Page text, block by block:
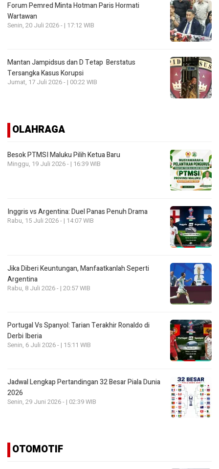
Forum Pemred Minta Hotman Paris Hormati
Wartawan
Senin, 20 Juli 2026 - | 17:12 WIB
Mantan Jampidsus dan D Tetap Berstatus
Tersangka Kasus Korupsi
Jumat, 17 Juli 2026 - | 00:22 WIB
OLAHRAGA
Besok PTMSI Maluku Pilih Ketua Baru
Minggu, 19 Juli 2026 - | 16:39 WIB
Inggris vs Argentina: Duel Panas Penuh Drama
Rabu, 15 Juli 2026 - | 14:07 WIB
Jika Diberi Keuntungan, Manfaatkanlah Seperti
Argentina
Rabu, 8 Juli 2026 - | 20:57 WIB
Portugal Vs Spanyol: Tarian Terakhir Ronaldo di
Derbi Iberia
Senin, 6 Juli 2026 - | 15:11 WIB
Jadwal Lengkap Pertandingan 32 Besar Piala Dunia
2026
Senin, 29 Juni 2026 - | 02:39 WIB
OTOMOTIF